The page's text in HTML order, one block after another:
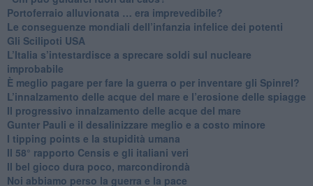
​Portoferraio alluvionata … era imprevedibile?
Le conseguenze mondiali dell’infanzia infelice dei potenti
​Gli Scilipoti USA
L’Italia s’intestardisce a sprecare soldi sul nucleare
improbabile
È meglio pagare per fare la guerra o per inventare gli Spinrel?
​L’innalzamento delle acque del mare e l’erosione delle spiagge
​Il progressivo innalzamento delle acque del mare
​Gunter Pauli e il desalinizzare meglio e a costo minore
I tipping points e la stupidità umana
​Il 58° rapporto Censis e gli italiani veri
​Il bel gioco dura poco, marcondirondà
Noi abbiamo perso la guerra e la pace